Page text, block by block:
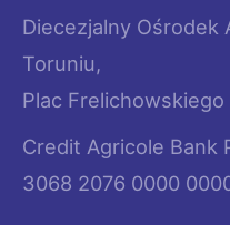
Diecezjalny Ośrodek
Toruniu,
Plac Frelichowskiego
Credit Agricole Bank
3068 2076 0000